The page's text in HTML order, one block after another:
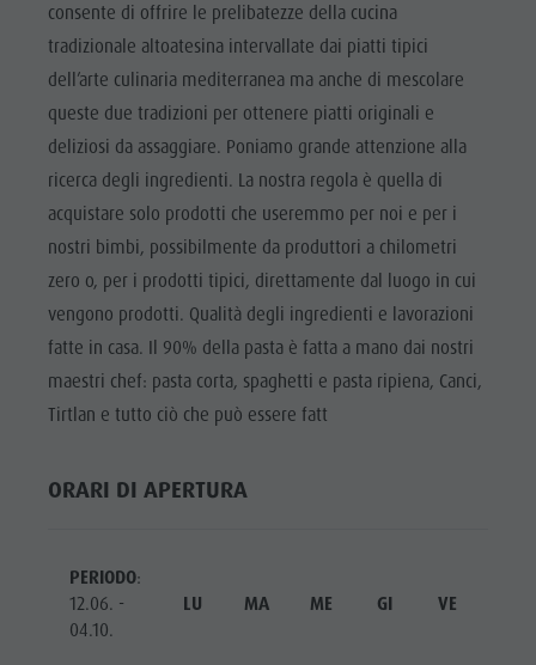
Senes-
Braies
Parco
Naturale
Puez-Odle
Villaggio
degli
alpinisti
Lungiarü
Musei e
Villaggio degli alpinisti Lungiarü
Cura del territorio
Cultura ladina
Musei e altre attrazioni culturali
Borgo di Pieve
Noleggi
Escursioni con guida
Vacanza senza barriere
In caso di maltempo
Workation
Contatto
Cataloghi
Vacanze in camper
consente di offrire le prelibatezze della cucina
tradizionale altoatesina intervallate dai piatti tipici
dell’arte culinaria mediterranea ma anche di mescolare
queste due tradizioni per ottenere piatti originali e
deliziosi da assaggiare. Poniamo grande attenzione alla
ricerca degli ingredienti. La nostra regola è quella di
acquistare solo prodotti che useremmo per noi e per i
nostri bimbi, possibilmente da produttori a chilometri
zero o, per i prodotti tipici, direttamente dal luogo in cui
vengono prodotti. Qualità degli ingredienti e lavorazioni
fatte in casa. Il 90% della pasta è fatta a mano dai nostri
maestri chef: pasta corta, spaghetti e pasta ripiena, Canci,
Tirtlan e tutto ciò che può essere fatt
ORARI DI APERTURA
PERIODO:
12.06. -
04.10.
LU MA ME GI VE